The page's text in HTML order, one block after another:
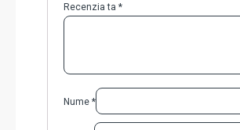
Recenzia ta *
Nume *